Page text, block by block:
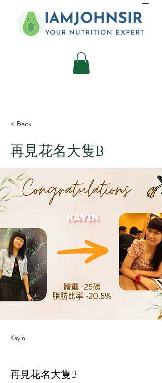
< Back
再見花名大隻B
Kayin
再見花名大隻B